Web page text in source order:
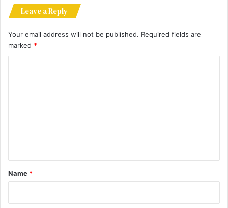
Leave a Reply
Your email address will not be published. Required fields are
marked *
*
Name *